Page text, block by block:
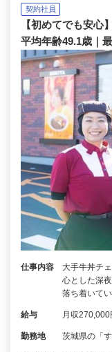
契約社員
【初めてでも安心
平均年齢49.1歳｜
仕事内容
大手牛丼チ
心とした深
落ち着いて
給与 月収270,000
勤務地 茨城県の「